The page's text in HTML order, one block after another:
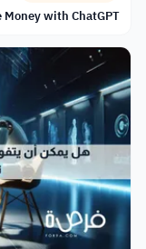
with ChatGPT!